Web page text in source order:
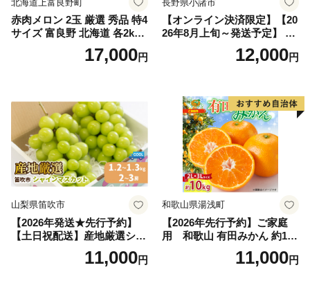
北海道上富良野町
赤肉メロン 2玉 厳選 秀品 特4
サイズ 富良野 北海道 各2kg
～2.6kg 2玉 セット ファーム
富良野 メロン めろん 果物 く
17,000円
長野県小諸市
【オンライン決済限定】【20
26年8月上旬～発送予定】 先
行予約 「浅間水蜜桃プレミ
アム」 もも あかつき 秀品 約
果肉 長野県産 小諸市
12,000円
山梨県笛吹市
【2026年発送★先行予約】
【土日祝配送】産地厳選シャ
インマスカット1.2kg～1.3kg
（2房～3房）※沖縄・離島配
11,000円
和歌山県湯浅町
【2026年先行予約】ご家庭
用 和歌山 有田みかん 約10k
g (2L、3Lサイズ)【湯浅町】
11,000円